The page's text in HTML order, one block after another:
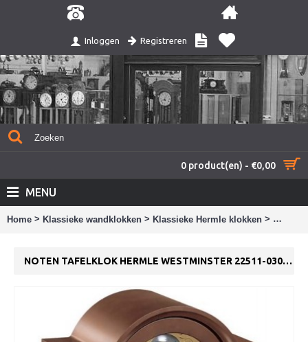
Inloggen Registreren
0 product(en) - €0,00
MENU
Home > Klassieke wandklokken > Klassieke Hermle klokken > Noten
NOTEN TAFELKLOK HERMLE WESTMINSTER 22511-030340